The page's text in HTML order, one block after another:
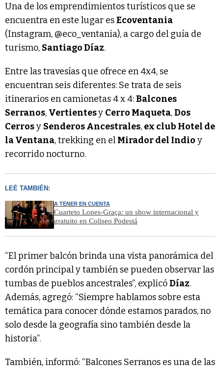
Una de los emprendimientos turísticos que se
encuentra en este lugar esEcoventania
(Instagram, @eco_ventania), a cargo del guía de
turismo, Santiago Díaz.
Entre las travesías que ofrece en 4x4, se
encuentran seis diferentes: Se trata de seis
itinerarios en camionetas 4 x 4:Balcones
Serranos, Vertientesy Cerro Maqueta,Dos
Cerrosy Senderos Ancestrales, ex club Hotel de
la Ventana, trekking en el Mirador del Indio y
recorrido nocturno.
LEÉ TAMBIÉN:
A TENER EN CUENTA
Cuarteto Lopes-Graça: un show internacional y
gratuito en Coliseo Podestá
“El primer balcón brinda una vista panorámica del
cordón principal y también se pueden observar las
tumbas de pueblos ancestrales”, explicóDíaz.
Además, agregó: “Siempre hablamos sobre esta
temática para conocer dónde estamos parados, no
solo desde la geografía sino también desde la
historia”.
También, informó: “Balcones Serranos es una de las